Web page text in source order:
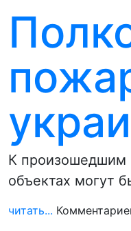
К произошедшим
объектах могут
читать...